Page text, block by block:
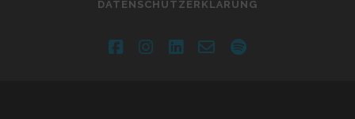
DATENSCHUTZERKLÄRUNG
facebookinstagram
linkedin
email-spotify